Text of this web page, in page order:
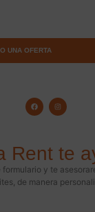
UNA OFERTA
Rent te
formulario y te
de manera